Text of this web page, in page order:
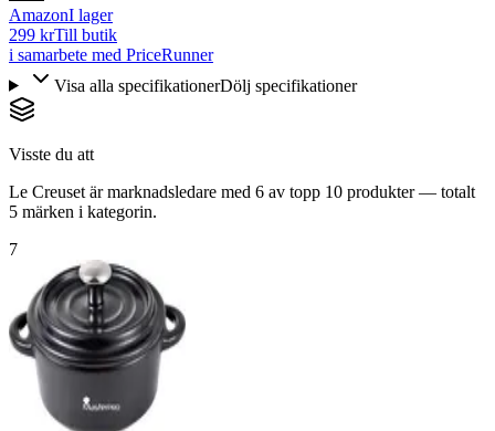
AmazonI lager
299 krTill butik
i samarbete med PriceRunner
Visa alla specifikationerDölj specifikationer
Visste du att
Le Creuset är marknadsledare med 6 av topp 10 produkter — totalt
5 märken i kategorin.
7